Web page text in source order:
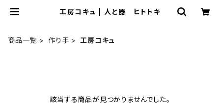
工房コキュ | 人と器 ヒトトキ
商品一覧 作り手 工房コキュ
該当する商品が見つかりませんでした。